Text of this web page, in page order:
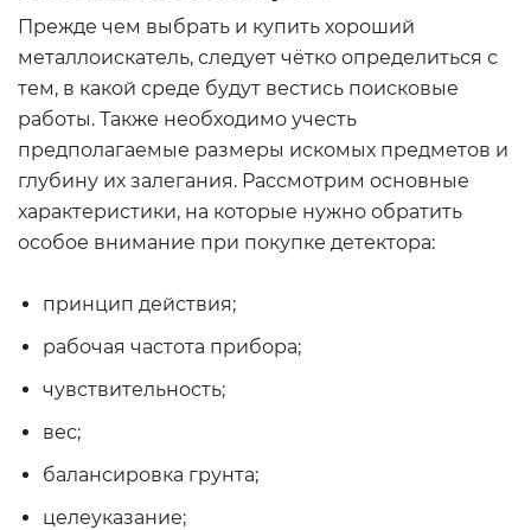
Прежде чем выбрать и купить хороший
металлоискатель, следует чётко определиться с
тем, в какой среде будут вестись поисковые
работы. Также необходимо учесть
предполагаемые размеры искомых предметов и
глубину их залегания. Рассмотрим основные
характеристики, на которые нужно обратить
особое внимание при покупке детектора:
принцип действия;
рабочая частота прибора;
чувствительность;
вес;
балансировка грунта;
целеуказание;